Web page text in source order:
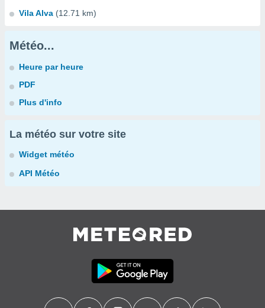
Vila Alva (12.71 km)
Météo...
Heure par heure
PDF
Plus d'info
La météo sur votre site
Widget météo
API Météo